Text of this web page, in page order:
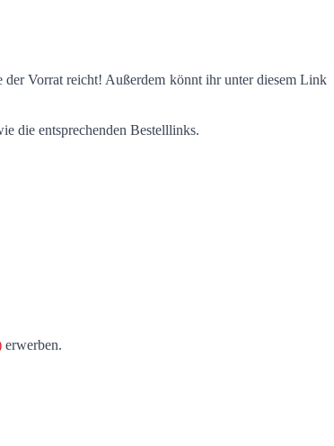
der Vorrat reicht! Außerdem könnt ihr unter diesem Link
die entsprechenden Bestelllinks.
erwerben.